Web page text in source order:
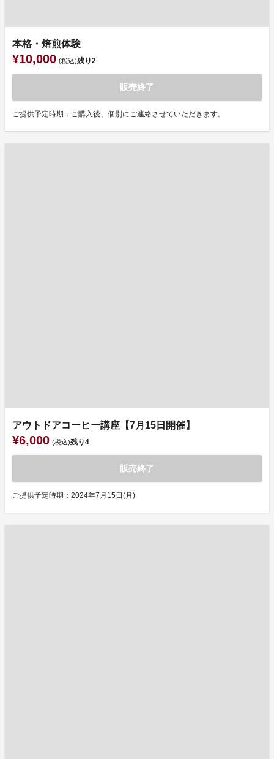
本格・焙煎体験
¥10,000 (税込)残り2
販売終了
ご提供予定時期：ご購入後、個別にご連絡させていただきます。
アウトドアコーヒー講座【7月15日開催】
¥6,000 (税込)残り4
販売終了
ご提供予定時期：2024年7月15日(月)